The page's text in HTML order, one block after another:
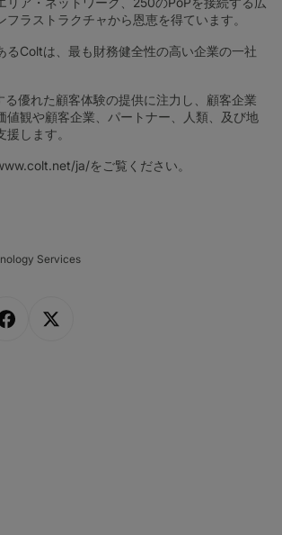
Services
ラストラクチャから恩恵を得ています。
るColtは、最も財務健全性の高い企業の一社
る優れた顧客体験の提供に注力し、顧客企業
値観や顧客企業、パートナー、人類、及び地
します。
ja/をご覧ください。